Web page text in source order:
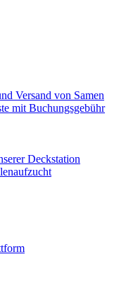
Versand von Samen
mit Buchungsgebühr
Deckstation